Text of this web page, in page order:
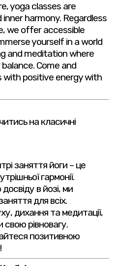
yoga classes are
harmony. Regardless
we offer accessible
yourself in a world
and meditation where
Come and
with positive energy with
на класичні
заняття йоги – це
гармонії.
в йозі, ми
для всіх.
дихання та медитації,
рівновагу.
позитивною